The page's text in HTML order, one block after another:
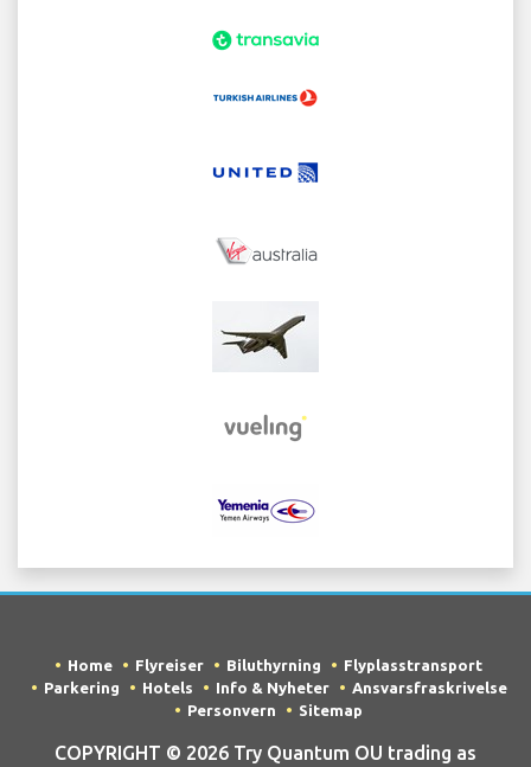
Home Flyreiser Biluthyrning
Flyplasstransport
Parkering
Hotels Info & Nyheter
Ansvarsfraskrivelse
Personvern
Sitemap
COPYRIGHT © 2026 Try Quantum OU trading as